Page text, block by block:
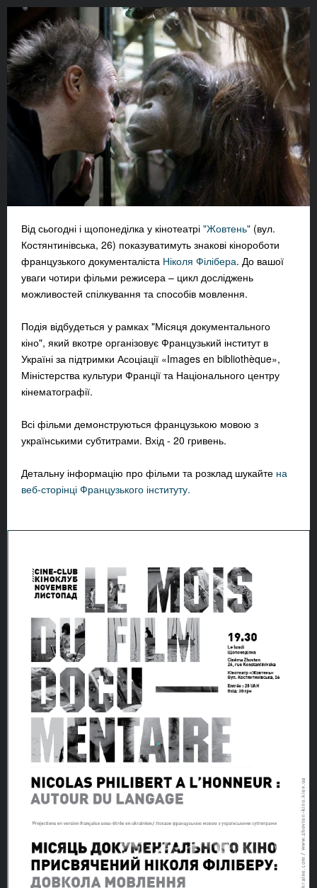
Від сьогодні і щопонеділка у кінотеатрі "Жовтень" (вул.
Костянтинівська, 26) показуватимуть знакові кінороботи
французького документаліста Ніколя Філібера. До вашої
уваги чотири фільми режисера – цикл досліджень
можливостей спілкування та способів мовлення.
Подія відбудеться у рамках "Місяця документального
кіно", який вкотре організовує Французький інститут в
Україні за підтримки Асоціації «Images en bibliothèque»,
Міністерства культури Франції та Національного центру
кінематографії.
Всі фільми демонструються французькою мовою з
українськими субтитрами. Вхід - 20 гривень.
Детальну інформацію про фільми та розклад шукайте на
веб-сторінці Французького інституту.